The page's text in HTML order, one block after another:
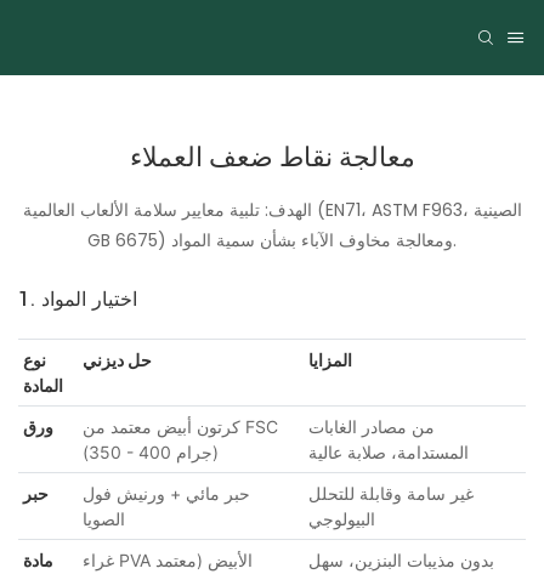
معالجة نقاط ضعف العملاء
الهدف: تلبية معايير سلامة الألعاب العالمية (EN71، ASTM F963، الصينية
GB 6675) ومعالجة مخاوف الآباء بشأن سمية المواد.
1. اختيار المواد
نوع
المادة
حل ديزني المزايا
ورق
كرتون أبيض معتمد من FSC
(350 - 400 جرام)
من مصادر الغابات
المستدامة، صلابة عالية
حبر
حبر مائي + ورنيش فول
الصويا
غير سامة وقابلة للتحلل
البيولوجي
مادة
غراء PVA الأبيض (معتمد
بدون مذيبات البنزين، سهل